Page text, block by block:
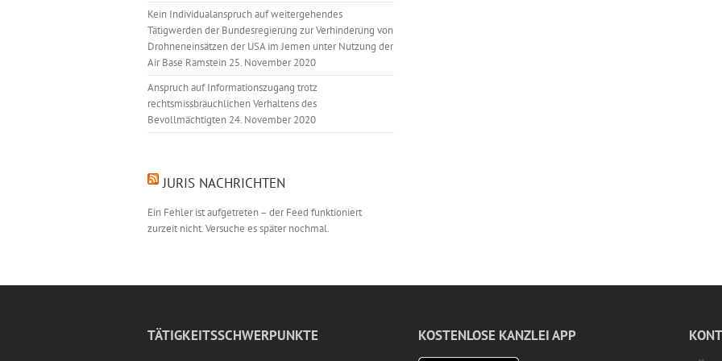
Kein Individualanspruch auf weitergehendes
Tätigwerden der Bundesregierung zur Verhinderung von
Drohneneinsätzen der USA im Jemen unter Nutzung der
Air Base Ramstein 25. November 2020
Anspruch auf Informationszugang trotz
rechtsmissbräuchlichen Verhaltens des
Bevollmächtigten 24. November 2020
JURIS NACHRICHTEN
Ein Fehler ist aufgetreten – der Feed funktioniert
zurzeit nicht. Versuche es später nochmal.
TÄTIGKEITSSCHWERPUNKTE KOSTENLOSE KANZLEI APP